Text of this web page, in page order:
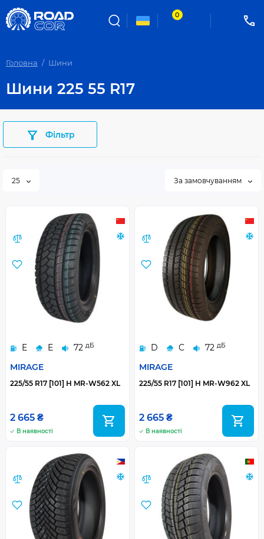
0
Головна Шини
Шини 225 55 R17
Фільтр
25 За замовчуванням
E E 72 дБ
MIRAGE
225/55 R17 [101] H MR-W562 XL
2 665 ₴
В наявності
D C 72 дБ
MIRAGE
225/55 R17 [101] H MR-W962 XL
2 665 ₴
В наявності